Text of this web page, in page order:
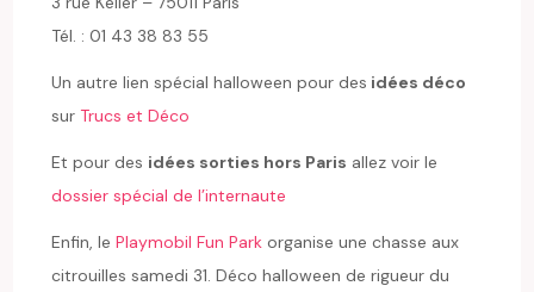
Tél. : 01 43 38 83 55
Un autre lien spécial halloween pour des idées déco
sur Trucs et Déco
Et pour des idées sorties hors Paris allez voir le
dossier spécial de l’internaute
Enfin, lePlaymobil Fun Park organise une chasse aux
citrouilles samedi 31. Déco halloween de rigueur du